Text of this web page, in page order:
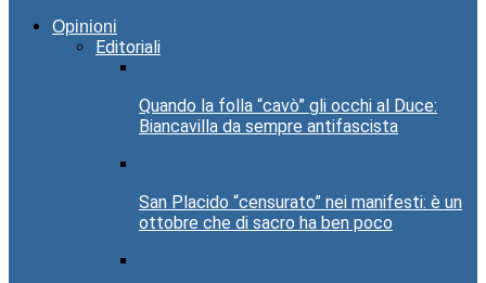
Opinioni
Editoriali
Quando la folla “cavò” gli occhi al Duce:
Biancavilla da sempre antifascista
San Placido “censurato” nei manifesti: è un
ottobre che di sacro ha ben poco